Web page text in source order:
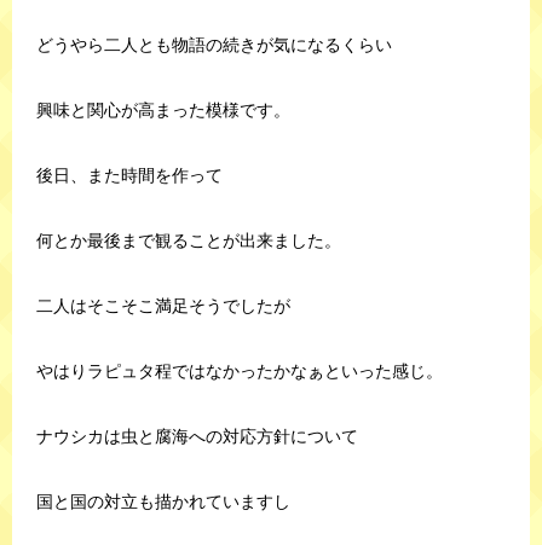
どうやら二人とも物語の続きが気になるくらい
興味と関心が高まった模様です。
後日、また時間を作って
何とか最後まで観ることが出来ました。
二人はそこそこ満足そうでしたが
やはりラピュタ程ではなかったかなぁといった感じ。
ナウシカは虫と腐海への対応方針について
国と国の対立も描かれていますし